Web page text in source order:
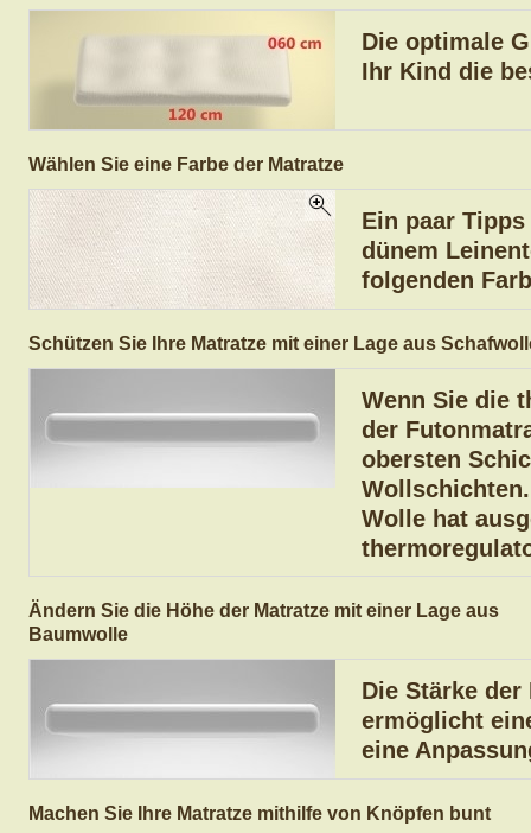
Die optimale
Ihr Kind die
Wählen Sie eine Farbe der Matratze
Ein paar
dünem
folgenden
Schützen Sie Ihre Matratze mit einer Lage aus
Wenn Sie die
der
obersten
Wolle hat
Ändern Sie die Höhe der Matratze mit einer Lage aus
Baumwolle
Die Stärke
ermöglicht
eine
Machen Sie Ihre Matratze mithilfe von Knöpfen bunt